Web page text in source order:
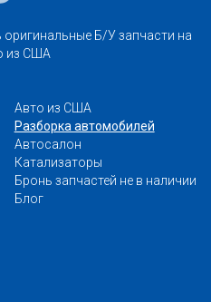
оригинальные Б/У запчасти на
из США
Авто из США
Разборка автомобилей
Автосалон
Катализаторы
Бронь запчастей не в наличии
Блог